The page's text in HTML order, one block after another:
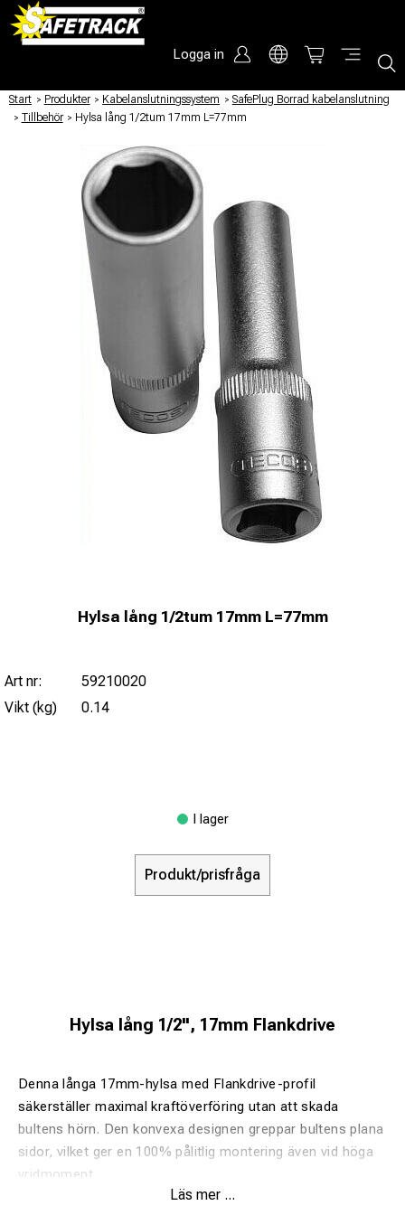
Logga in
Start / Produkter / Kabelanslutningssystem / SafePlug Borrad kabelanslutning
/ Tillbehör / Hylsa lång 1/2tum 17mm L=77mm
Hylsa lång 1/2tum 17mm L=77mm
Art nr:
59210020
Vikt (kg)
0.14
I lager
Produkt/prisfråga
Hylsa lång 1/2", 17mm Flankdrive
Denna långa 17mm-hylsa med Flankdrive-profil
säkerställer maximal kraftöverföring utan att skada
bultens hörn. Den konvexa designen greppar bultens plana
sidor, vilket ger en 100% pålitlig montering även vid höga
vridmoment.
Läs mer ...